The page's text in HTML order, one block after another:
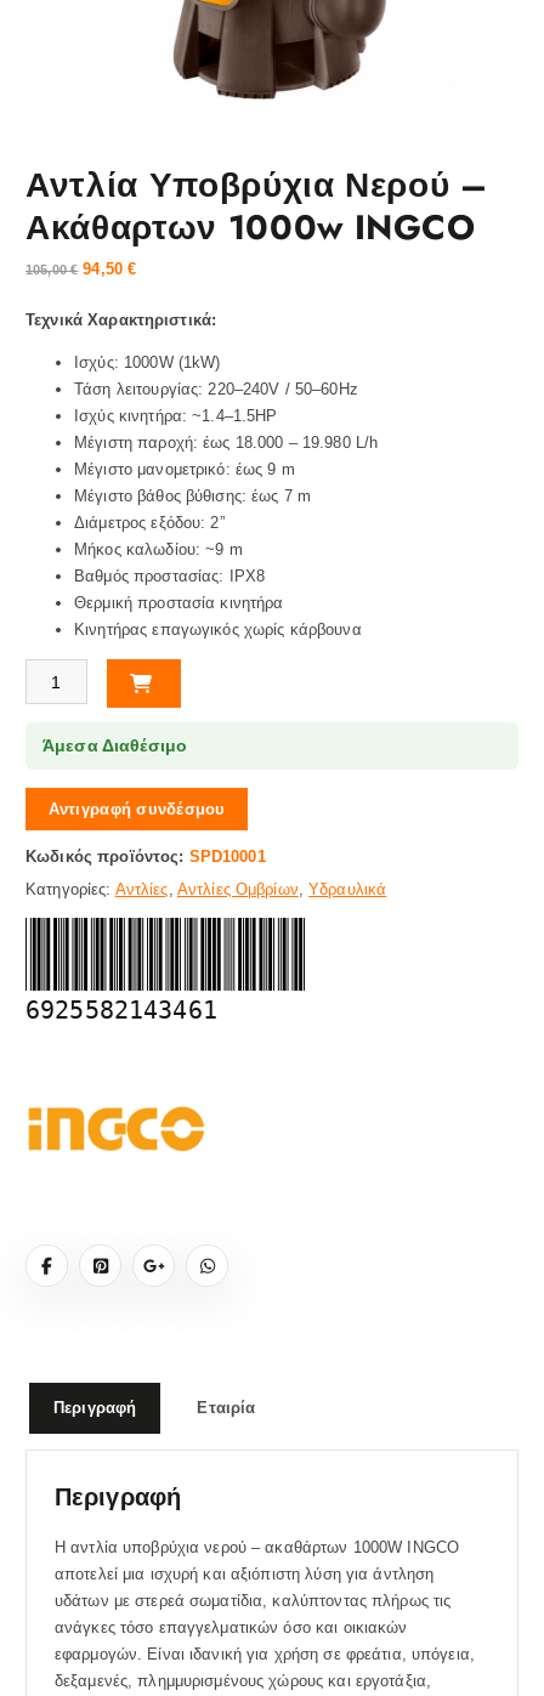
Αντλία Υποβρύχια Νερού –
Ακάθαρτων 1000w INGCO
105,00€ 94,50€
Τεχνικά Χαρακτηριστικά:
Ισχύς: 1000W (1kW)
Τάση λειτουργίας: 220–240V / 50–60Hz
Ισχύς κινητήρα: ~1.4–1.5HP
Μέγιστη παροχή: έως 18.000 – 19.980 L/h
Μέγιστο μανομετρικό: έως 9 m
Μέγιστο βάθος βύθισης: έως 7 m
Διάμετρος εξόδου: 2”
Μήκος καλωδίου: ~9 m
Βαθμός προστασίας: IPX8
Θερμική προστασία κινητήρα
Κινητήρας επαγωγικός χωρίς κάρβουνα
Αντλία Υποβρύχια Νερού - Ακάθαρτων 1000w INGCO ποσότητα
Άμεσα Διαθέσιμο
Αντιγραφή συνδέσμου
Κωδικός προϊόντος: SPD10001
Κατηγορίες: Αντλίες Αντλίες Ομβρίων ,Υδραυλικά
6925582143461
Περιγραφή Εταιρία
Περιγραφή
Η αντλία υποβρύχια νερού – ακαθάρτων 1000W INGCO
αποτελεί μια ισχυρή και αξιόπιστη λύση για άντληση
υδάτων με στερεά σωματίδια, καλύπτοντας πλήρως τις
ανάγκες τόσο επαγγελματικών όσο και οικιακών
εφαρμογών. Είναι ιδανική για χρήση σε φρεάτια, υπόγεια,
δεξαμενές, πλημμυρισμένους χώρους και εργοτάξια,